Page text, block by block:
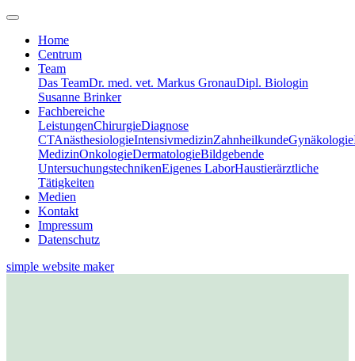
Home
Centrum
Team
Das TeamDr. med. vet. Markus GronauDipl. Biologin
Susanne Brinker
Fachbereiche
LeistungenChirurgieDiagnose
CTAnästhesiologieIntensivmedizinZahnheilkundeGynäkologie
MedizinOnkologieDermatologieBildgebende
UntersuchungstechnikenEigenes LaborHaustierärztliche
Tätigkeiten
Medien
Kontakt
Impressum
Datenschutz
simple website maker